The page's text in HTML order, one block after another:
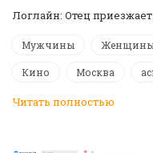
Логлайн: Отец
Мужчины Женщины
Кино Москва
Читать полностью